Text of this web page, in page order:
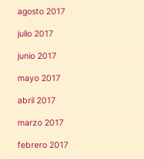
agosto 2017
julio 2017
junio 2017
mayo 2017
abril 2017
marzo 2017
febrero 2017